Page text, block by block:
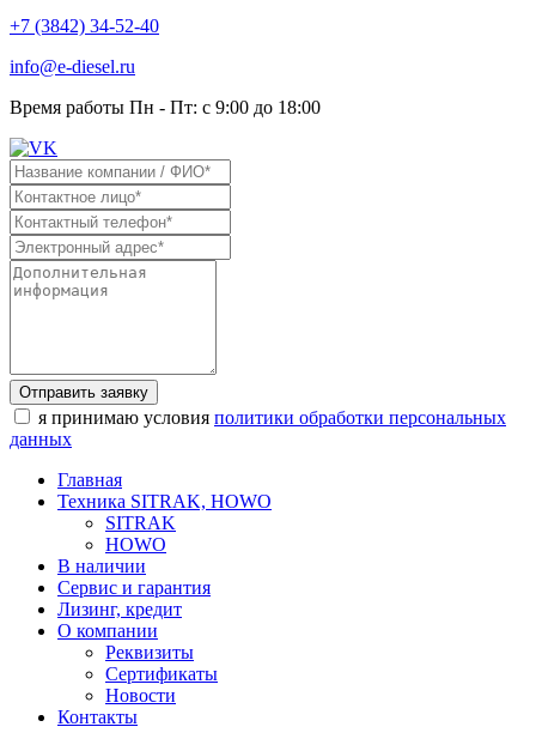
+7 (3842) 34-52-40
info@e-diesel.ru
Время работы Пн - Пт: с 9:00 до 18:00
Отправить заявку
я принимаю условия политики обработки персональных
данных
Главная
Техника SITRAK, HOWO
SITRAK
HOWO
В наличии
Сервис и гарантия
Лизинг, кредит
О компании
Реквизиты
Сертификаты
Новости
Контакты